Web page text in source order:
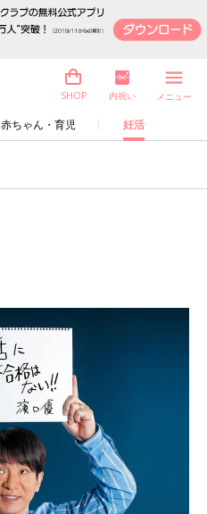
赤ちゃん・育児 妊活
SHOP 内祝い メニュー